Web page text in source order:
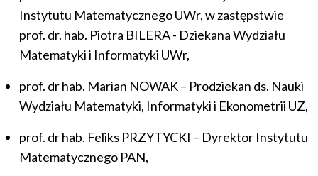
Instytutu Matematycznego UWr, w zastępstwie
prof. dr. hab. Piotra BILERA - Dziekana Wydziału
Matematyki i Informatyki UWr,
prof. dr hab. Marian NOWAK – Prodziekan ds. Nauki
Wydziału Matematyki, Informatyki i Ekonometrii UZ,
prof. dr hab. Feliks PRZYTYCKI – Dyrektor Instytutu
Matematycznego PAN,